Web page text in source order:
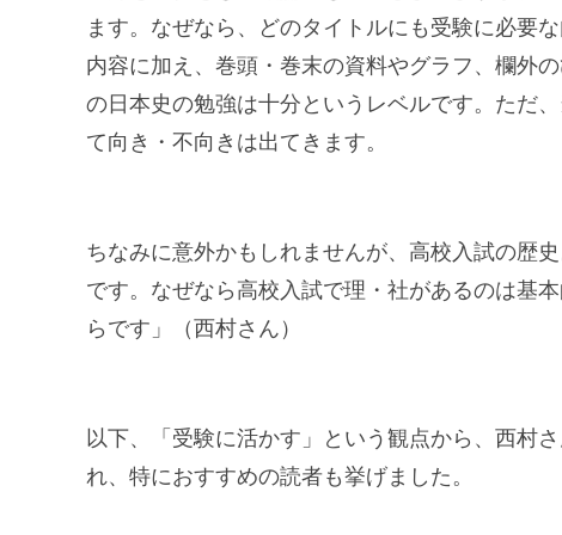
ます。なぜなら、どのタイトルにも受験に必要
内容に加え、巻頭・巻末の資料やグラフ、欄外
の日本史の勉強は十分というレベルです。ただ
て向き・不向きは出てきます。
ちなみに意外かもしれませんが、高校入試の歴
です。なぜなら高校入試で理・社があるのは基
らです」（西村さん）
以下、「受験に活かす」という観点から、西村
れ、特におすすめの読者も挙げました。